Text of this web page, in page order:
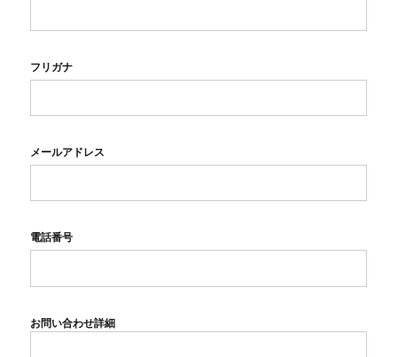
フリガナ
メールアドレス
電話番号
お問い合わせ詳細